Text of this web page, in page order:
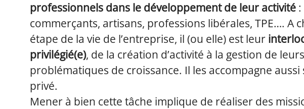
professionnels dans le développement de leur activité :
commerçants, artisans, professions libérales, TPE…. A
étape de la vie de l’entreprise, il (ou elle) est leur
privilégié(e), de la création d’activité à la gestion de leurs
problématiques de croissance. Il les accompagne aussi
privé.
Mener à bien cette tâche implique de réaliser des